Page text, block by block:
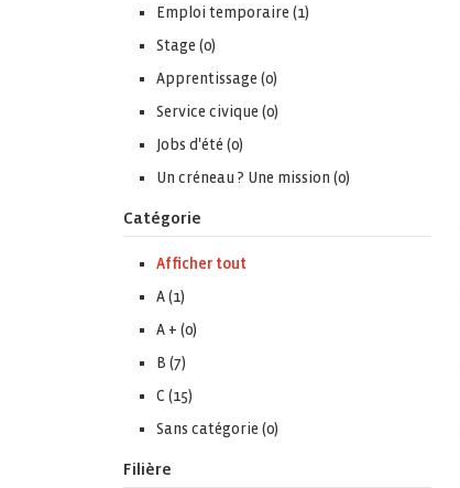
Emploi temporaire (1)
Stage (0)
Apprentissage (0)
Service civique (0)
Jobs d'été (0)
Un créneau ? Une mission (0)
Catégorie
Afficher tout
A (1)
A + (0)
B (7)
C (15)
Sans catégorie (0)
Filière